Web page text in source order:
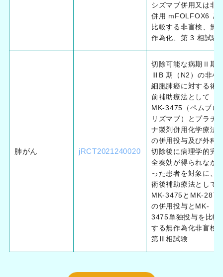
シズマブ併用又は非
併用 mFOLFOX6 と
比較する非盲検、無
作為化、第 3 相試験
肺がん jRCT2021240020
切除可能な病期Ⅱ期-
ⅢB 期（N2）の非小
細胞肺癌に対する術
前補助療法として
MK-3475（ペムブロ
リズマブ）とプラチ
ナ製剤併用化学療法
の併用投与及び外科
切除後に病理学的完
全奏効が得られなか
った患者を対象に、
術後補助療法として
MK-3475とMK-2870
の併用投与とMK-
3475単独投与を比較
する無作為化非盲検
第Ⅲ相試験